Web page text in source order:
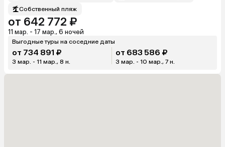
Собственный пляж
от 642 772 ₽
11 мар. - 17 мар., 6 ночей
Выгодные туры на соседние даты
от 734 891 ₽
3 мар. - 11 мар., 8 н.
от 683 586 ₽
3 мар. - 10 мар., 7 н.